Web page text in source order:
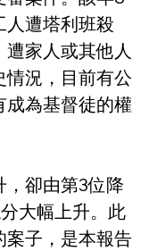
人遭塔利班殺
家人或其他人
況，目前有公
成為基督徒的權
卻由第3位降
大幅上升。此
案子，是本報告